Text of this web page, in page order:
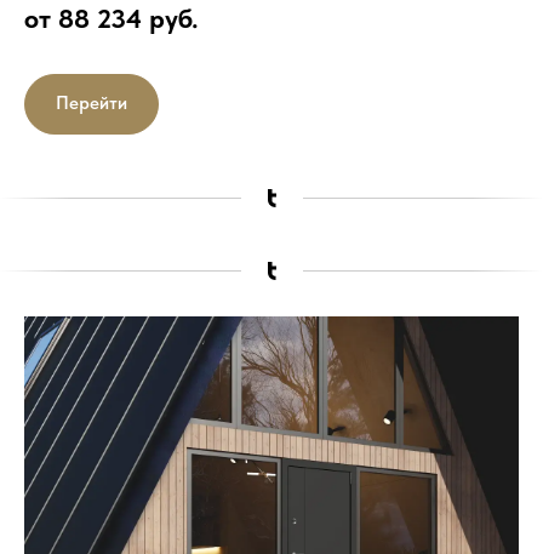
от 88 234 руб.
Перейти